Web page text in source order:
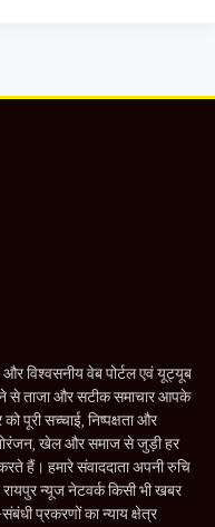
विश्वसनीय वेब पोर्टल एवं यूट्यूब
से ताजा और सटीक समाचार आपके
पूरी सच्चाई, निष्पक्षता और
खेल और समाज से जुड़ी हर
हैं। हमारे संवाददाता अपनी रुचि
न्यूज नेटवर्क किसी भी खबर
प्रकरणों का न्याय क्षेत्र